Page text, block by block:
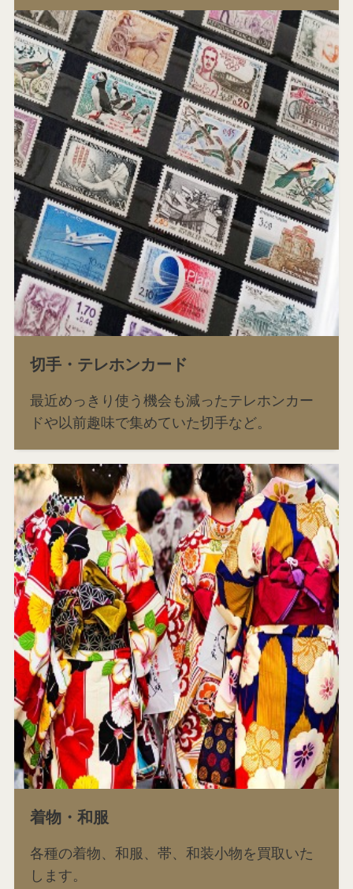
切手・テレホンカード
最近めっきり使う機会も減ったテレホンカー
ドや以前趣味で集めていた切手など。
着物・和服
各種の着物、和服、帯、和装小物を買取いた
します。